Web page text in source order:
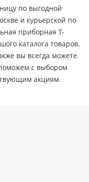
по выгодной
и курьерской по
приборная Т-
каталога товаров,
вы всегда можете
с выбором
акциям.